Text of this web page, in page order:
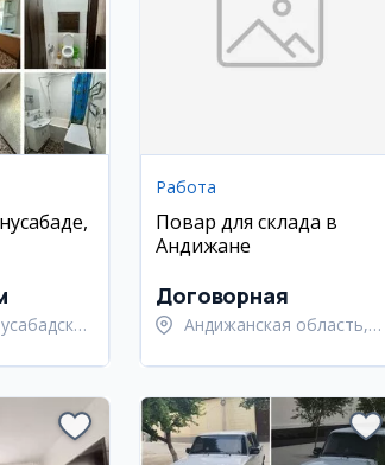
Работа
Повар для склада в
Андижане
Договорная
Андижанская область,